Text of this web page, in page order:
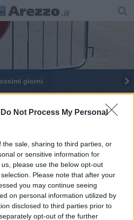
Do Not Process My Personal
the sale, sharing to third parties, or
or sensitive information for
please use the below opt-out
Please note that after your
you may continue seeing
on personal information utilized by
disclosed to third parties prior to
opt-out of the further
giorni
in arrivo davanti alle scuole
per la Maratonina di Arezzo
il traffico e la sosta in città
il traffico e la sosta nel weekend
due rarità anti-Covid